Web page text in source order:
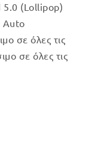
(Lollipop)
Auto
σε όλες τις
σε όλες τις